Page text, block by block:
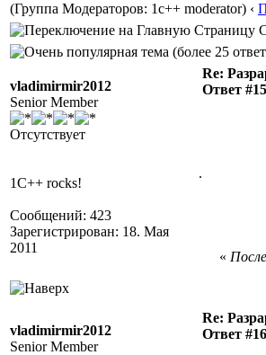
(Группа Модераторов: 1c++ moderator) ‹
vladimirmir2012
Senior Member
Отсутствует
1C++ rocks!
Сообщений: 423
Зарегистрирован: 18. Мая
2011
Re:
Ответ
.
«
vladimirmir2012
Senior Member
Re:
Ответ